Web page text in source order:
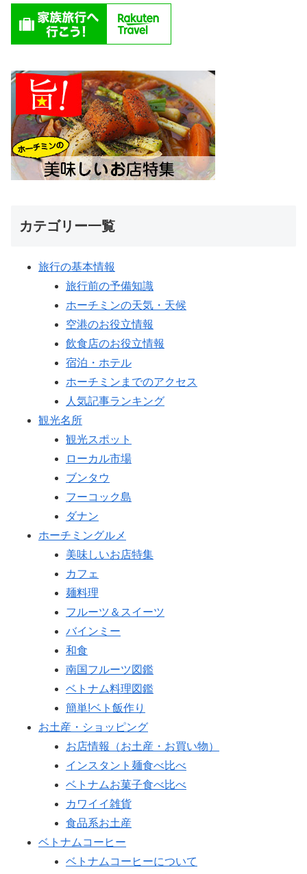
カテゴリー一覧
旅行の基本情報
旅行前の予備知識
ホーチミンの天気・天候
空港のお役立情報
飲食店のお役立情報
宿泊・ホテル
ホーチミンまでのアクセス
人気記事ランキング
観光名所
観光スポット
ローカル市場
ブンタウ
フーコック島
ダナン
ホーチミングルメ
美味しいお店特集
カフェ
麺料理
フルーツ＆スイーツ
バインミー
和食
南国フルーツ図鑑
ベトナム料理図鑑
簡単!ベト飯作り
お土産・ショッピング
お店情報（お土産・お買い物）
インスタント麺食べ比べ
ベトナムお菓子食べ比べ
カワイイ雑貨
食品系お土産
ベトナムコーヒー
ベトナムコーヒーについて